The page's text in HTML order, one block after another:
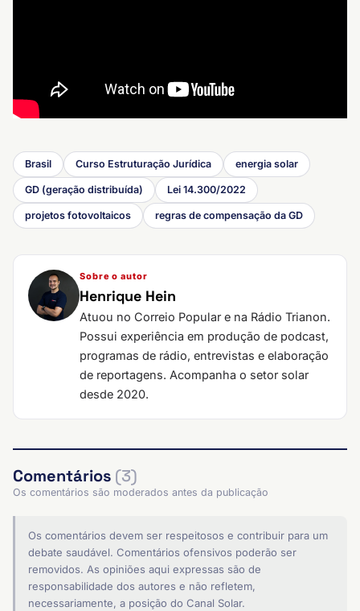
Brasil Curso Estruturação Jurídica energia solar
GD (geração distribuída) Lei 14.300/2022
projetos fotovoltaicos regras de compensação da GD
Sobre o autor
Henrique Hein
Atuou no Correio Popular e na Rádio Trianon.
Possui experiência em produção de podcast,
programas de rádio, entrevistas e elaboração
de reportagens. Acompanha o setor solar
desde 2020.
Comentários (3)
Os comentários são moderados antes da publicação
Os comentários devem ser respeitosos e contribuir para um
debate saudável. Comentários ofensivos poderão ser
removidos. As opiniões aqui expressas são de
responsabilidade dos autores e não refletem,
necessariamente, a posição do Canal Solar.